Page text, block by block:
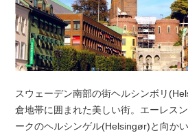
スウェーデン南部の街ヘルシンボリ
倉地帯に囲まれた美しい街。エーレス
ークのヘルシンゲル(Helsingør)と向かい